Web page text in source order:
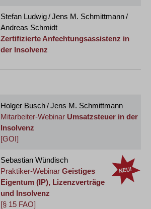
Stefan Ludwig / Jens M. Schmittmann /
Andreas Schmidt
Zertifizierte Anfechtungsassistenz in
der Insolvenz
Holger Busch / Jens M. Schmittmann
Mitarbeiter-Webinar Umsatzsteuer in der
Insolvenz
[GOI]
Sebastian Wündisch
Praktiker-Webinar Geistiges
Eigentum (IP), Lizenzverträge
und Insolvenz
[§ 15 FAO]